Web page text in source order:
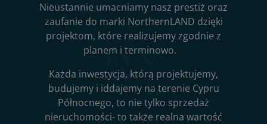
Nieustannie umacniamy nasz prestiż oraz
zaufanie do marki NorthernLAND dzięki
projektom, które realizujemy zgodnie z
planem i terminowo.
Każda inwestycja, którą projektujemy,
budujemy i iddajemy na terenie Cypru
Północnego, to nie tylko sprzedaż
nieruchomości- to także realna wartość